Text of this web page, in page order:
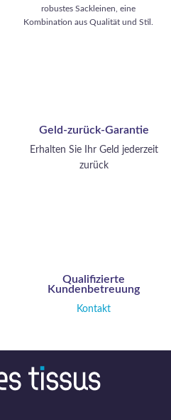
robustes Sackleinen, eine
Kombination aus Qualität und Stil.
Schlüsselanhänger und Etuis.
Dieser Stoff verkörpert eine
bemerkenswerte Funktionalität
und verleiht Ihrer Einrichtung und
Geld-zurück-Garantie
Erhalten Sie Ihr Geld jederzeit
zurück
Qualifizierte
Kundenbetreuung
Kontakt